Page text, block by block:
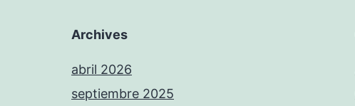
Archives
abril 2026
septiembre 2025